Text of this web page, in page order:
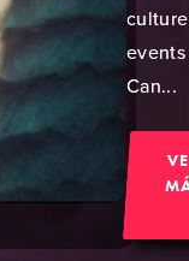
culture
Can...